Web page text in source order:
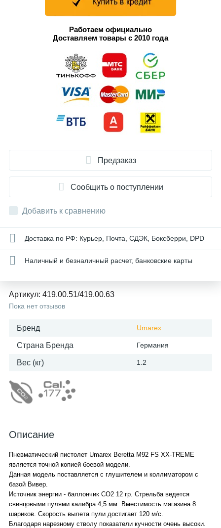
Работаем официально
Доставляем товары с 2010 года
Предзаказ
Сообщить о поступлении
Добавить к сравнению
Доставка по РФ: Курьер, Почта, СДЭК, Боксберри, DPD
Наличный и безналичный расчет, банковские карты
Артикул: 419.00.51/419.00.63
Пока нет отзывов
Бренд Umarex
Страна Бренда Германия
Вес (кг) 1.2
Описание
Пневматический пистолет Umarex Beretta M92 FS XX-TREME
является точной копией боевой модели.
Данная модель поставляется с глушителем и коллиматором с
базой Вивер.
Источник энергии - баллончик СО2 12 гр. Стрельба ведется
свинцовыми пулями калибра 4,5 мм. Вместимость магазина 8
шариков. Скорость вылета пули достигает 120 м/с.
Благодаря нарезному стволу показатели кучности очень высоки.